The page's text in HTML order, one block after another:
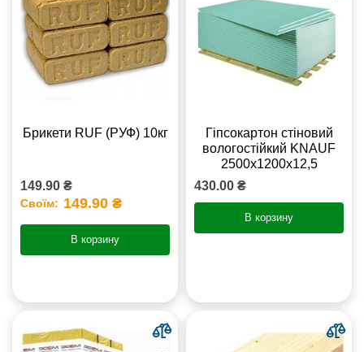
Брикети RUF (РУФ) 10кг
149.90 ₴
Своїм: 149.90 ₴
В корзину
Гіпсокартон стіновий
вологостійкий KNAUF
2500х1200х12,5
430.00 ₴
В корзину